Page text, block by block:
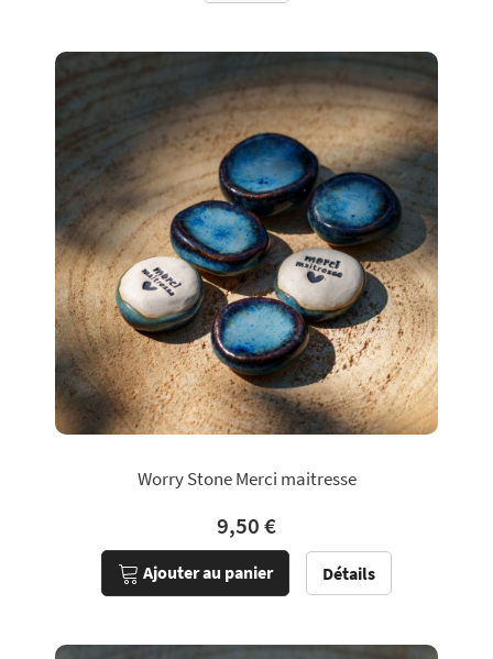
Worry Stone Merci maitresse
9,50 €
Ajouter au panier Détails